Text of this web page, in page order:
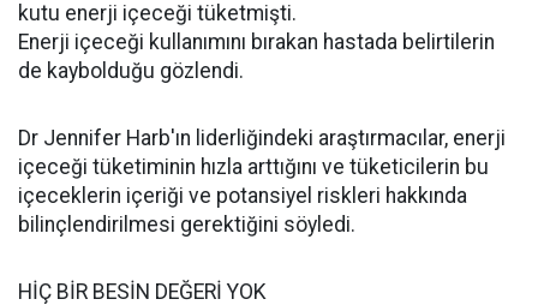
kutu enerji içeceği tüketmişti.
Enerji içeceği kullanımını bırakan hastada belirtilerin
de kaybolduğu gözlendi.
Dr Jennifer Harb'ın liderliğindeki araştırmacılar, enerji
içeceği tüketiminin hızla arttığını ve tüketicilerin bu
içeceklerin içeriği ve potansiyel riskleri hakkında
bilinçlendirilmesi gerektiğini söyledi.
HİÇ BİR BESİN DEĞERİ YOK